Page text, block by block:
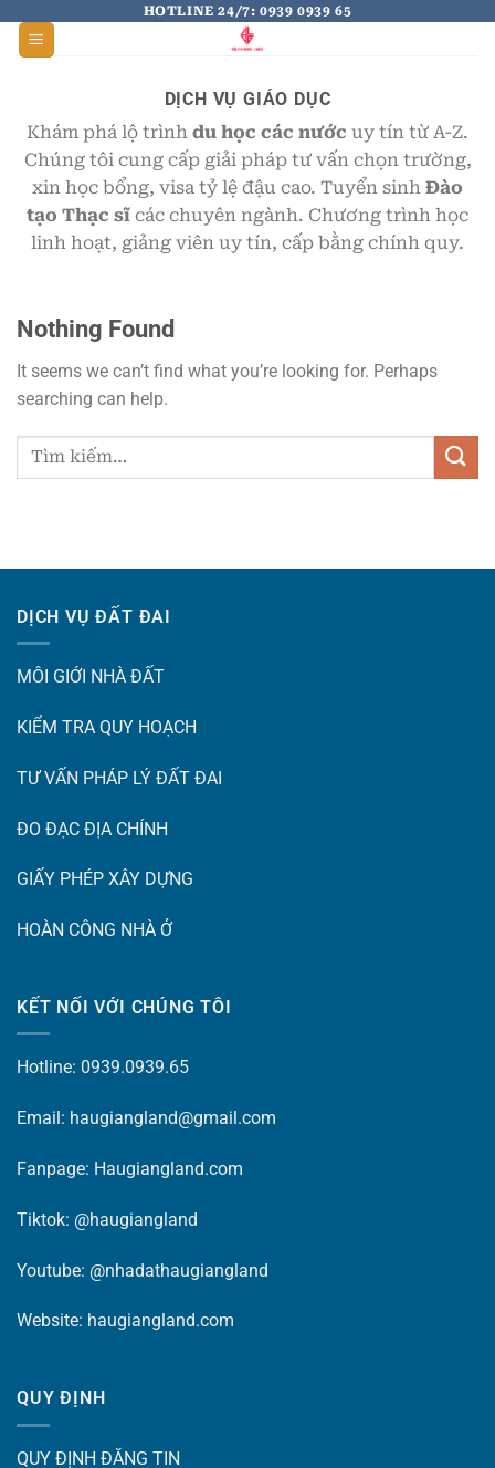
HOTLINE 24/7: 0939 0939 65
DỊCH VỤ GIÁO DỤC
Khám phá lộ trình du học các nước uy tín từ A-Z.
Chúng tôi cung cấp giải pháp tư vấn chọn trường,
xin học bổng, visa tỷ lệ đậu cao. Tuyển sinh Đào
tạo Thạc sĩ các chuyên ngành. Chương trình học
linh hoạt, giảng viên uy tín, cấp bằng chính quy.
Nothing Found
It seems we can’t find what you’re looking for. Perhaps
searching can help.
DỊCH VỤ ĐẤT ĐAI
MÔI GIỚI NHÀ ĐẤT
KIỂM TRA QUY HOẠCH
TƯ VẤN PHÁP LÝ ĐẤT ĐAI
ĐO ĐẠC ĐỊA CHÍNH
GIẤY PHÉP XÂY DỰNG
HOÀN CÔNG NHÀ Ở
KẾT NỐI VỚI CHÚNG TÔI
Hotline: 0939.0939.65
Email: haugiangland@gmail.com
Fanpage: Haugiangland.com
Tiktok: @haugiangland
Youtube: @nhadathaugiangland
Website: haugiangland.com
QUY ĐỊNH
QUY ĐỊNH ĐĂNG TIN